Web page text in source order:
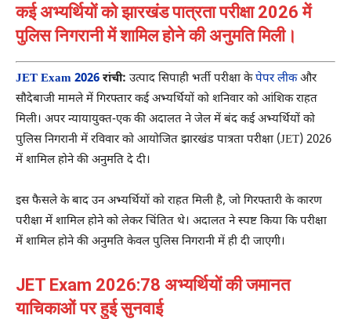
कई अभ्यर्थियों को झारखंड पात्रता परीक्षा 2026 में
पुलिस निगरानी में शामिल होने की अनुमति मिली।
JET Exam 2026 रांची: उत्पाद सिपाही भर्ती परीक्षा केपेपर लीकऔर
सौदेबाजी मामले में गिरफ्तार कई अभ्यर्थियों को शनिवार को आंशिक राहत
मिली। अपर न्यायायुक्त-एक की अदालत ने जेल में बंद कई अभ्यर्थियों को
पुलिस निगरानी में रविवार को आयोजित झारखंड पात्रता परीक्षा (JET) 2026
में शामिल होने की अनुमति दे दी।
इस फैसले के बाद उन अभ्यर्थियों को राहत मिली है, जो गिरफ्तारी के कारण
परीक्षा में शामिल होने को लेकर चिंतित थे। अदालत ने स्पष्ट किया कि परीक्षा
में शामिल होने की अनुमति केवल पुलिस निगरानी में ही दी जाएगी।
JET Exam 2026:78 अभ्यर्थियों की जमानत
याचिकाओं पर हुई सुनवाई